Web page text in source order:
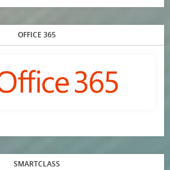
OFFICE 365
SMARTCLASS